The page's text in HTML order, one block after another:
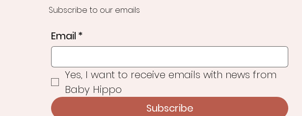
Subscribe to our emails
Email *
Yes, I want to receive emails with news from
Baby Hippo
Subscribe